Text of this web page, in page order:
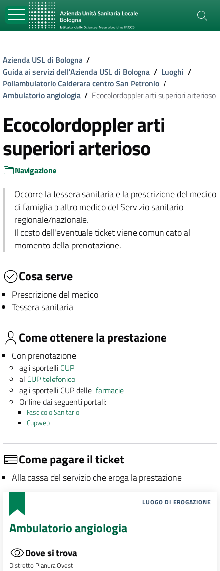
Azienda USL di Bologna /
Guida ai servizi dell'Azienda USL di Bologna / Luoghi /
Poliambulatorio Calderara centro San Petronio /
Ambulatorio angiologia / Ecocolordoppler arti superiori arterioso
Ecocolordoppler arti
superiori arterioso
Navigazione
Occorre la tessera sanitaria e la prescrizione del medico
di famiglia o altro medico del Servizio sanitario
regionale/nazionale.
Il costo dell'eventuale ticket viene comunicato al
momento della prenotazione.
Cosa serve
Prescrizione del medico
Tessera sanitaria
Come ottenere la prestazione
Con prenotazione
agli sportelli CUP
al CUP telefonico
agli sportelli CUP dellefarmacie
Online dai seguenti portali:
Fascicolo Sanitario
Cupweb
Come pagare il ticket
Alla cassa del servizio che eroga la prestazione
LUOGO DI EROGAZIONE
Ambulatorio angiologia
Dove si trova
Distretto Pianura Ovest